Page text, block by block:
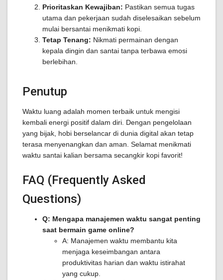
Prioritaskan Kewajiban: Pastikan semua tugas
utama dan pekerjaan sudah diselesaikan sebelum
mulai bersantai menikmati kopi.
Tetap Tenang: Nikmati permainan dengan
kepala dingin dan santai tanpa terbawa emosi
berlebihan.
Penutup
Waktu luang adalah momen terbaik untuk mengisi
kembali energi positif dalam diri. Dengan pengelolaan
yang bijak, hobi berselancar di dunia digital akan tetap
terasa menyenangkan dan aman. Selamat menikmati
waktu santai kalian bersama secangkir kopi favorit!
FAQ (Frequently Asked
Questions)
Q: Mengapa manajemen waktu sangat penting
saat bermain game online?
A: Manajemen waktu membantu kita
menjaga keseimbangan antara
produktivitas harian dan waktu istirahat
yang cukup.